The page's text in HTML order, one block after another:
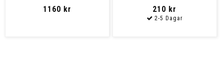
1160 kr 210 kr